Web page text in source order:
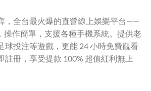
，全台最火爆的直營線上娛樂平台——
操作簡單，支援各種手機系統。提供老
球投注等遊戲，更能 24 小時免費觀看
註冊，享受提款 100% 超值紅利無上